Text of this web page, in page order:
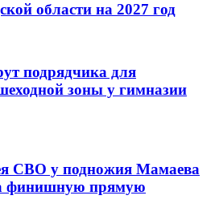
области на 2027 год
подрядчика для
зоны у гимназии
СВО у подножия Мамаева
финишную прямую